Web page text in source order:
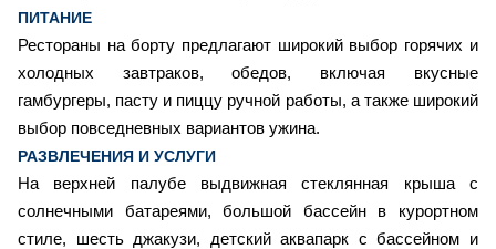
ПИТАНИЕ
Рестораны на борту предлагают широкий выбор горячих и
холодных завтраков, обедов, включая вкусные
гамбургеры, пасту и пиццу ручной работы, а также широкий
выбор повседневных вариантов ужина.
РАЗВЛЕЧЕНИЯ И УСЛУГИ
На верхней палубе выдвижная стеклянная крыша с
солнечными батареями, большой бассейн в курортном
стиле, шесть джакузи, детский аквапарк с бассейном и